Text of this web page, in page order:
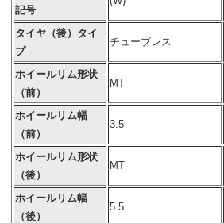
記号
タイヤ（後）タイ
プ
チューブレス
ホイールリム形状
（前）
MT
ホイールリム幅
（前）
3.5
ホイールリム形状
（後）
MT
ホイールリム幅
（後）
5.5